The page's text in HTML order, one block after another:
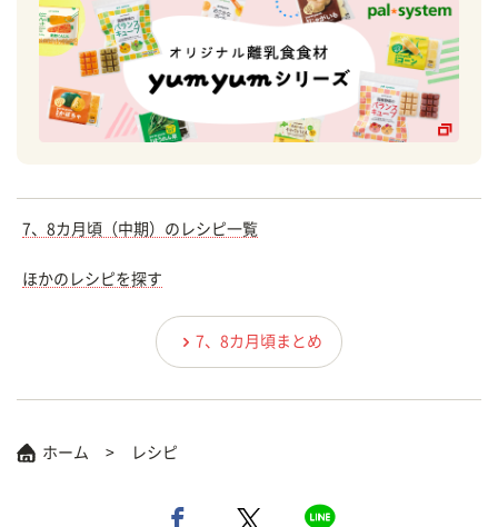
7、8カ月頃（中期）のレシピ一覧
ほかのレシピを探す
7、8カ月頃まとめ
ホーム レシピ